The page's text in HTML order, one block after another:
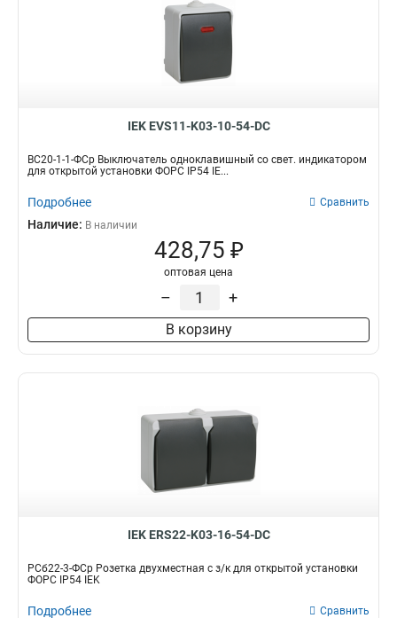
IEK EVS11-K03-10-54-DC
ВС20-1-1-ФСр Выключатель одноклавишный со свет. индикатором
для открытой установки ФОРС IP54 IE...
Подробнее Сравнить
Наличие: В наличии
428,75 ₽
оптовая цена
– +
В корзину
IEK ERS22-K03-16-54-DC
РСб22-3-ФСр Розетка двухместная с з/к для открытой установки
ФОРС IP54 IEK
Подробнее Сравнить